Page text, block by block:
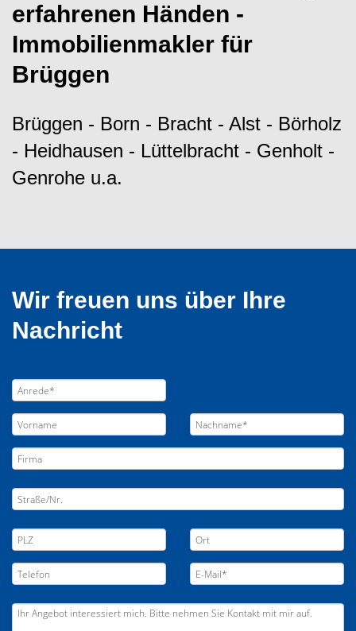
erfahrenen Händen -
Immobilienmakler für
Brüggen
Brüggen - Born - Bracht - Alst - Börholz
- Heidhausen - Lüttelbracht - Genholt -
Genrohe u.a.
Wir freuen uns über Ihre
Nachricht